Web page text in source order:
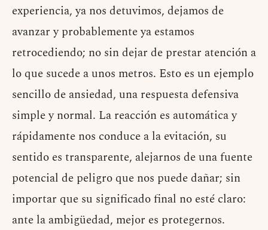
experiencia, ya nos detuvimos, dejamos de
avanzar y probablemente ya estamos
retrocediendo; no sin dejar de prestar atención a
lo que sucede a unos metros. Esto es un ejemplo
sencillo de ansiedad, una respuesta defensiva
simple y normal. La reacción es automática y
rápidamente nos conduce a la evitación, su
sentido es transparente, alejarnos de una fuente
potencial de peligro que nos puede dañar; sin
importar que su significado final no esté claro:
ante la ambigüedad, mejor es protegernos.